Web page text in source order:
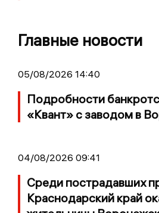
Главные новости
05/08/2026 14:40
Подробности
«Квант» с заводом в
04/08/2026 09:41
Среди пострадавших
Краснодарский край